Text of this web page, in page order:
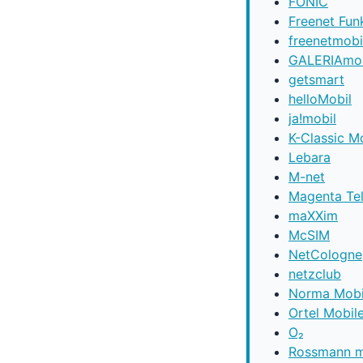
Freenet
getsmart
helloMobil
ja!mobil
K-Classic
Lebara
M-net
Magenta
maXXim
McSIM
NetCologne
netzclub
Norma
Ortel
O₂
Rossmann